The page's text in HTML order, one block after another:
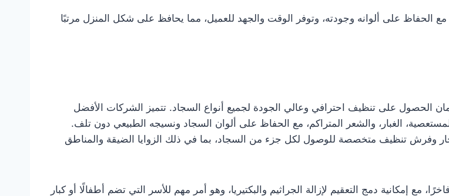
مع الحفاظ على ألوانه وجودته، وتوفر الوقت والجهد للعميل، مما يحافظ على شكل المنزل مرتبًا
الحصول على تنظيف احترافي وعالي الجودة لجميع أنواع السجاد. تتميز الشركات الأفضل
الغبار، والشعر المتراكم، مع الحفاظ على ألوان السجاد ونسيجه الطبيعي دون تلف.
وفرش تنظيف متخصصة للوصول لكل جزء من السجاد، بما في ذلك الزوايا الضيقة والمناطق
إمكانية دمج التعقيم لإزالة الجراثيم والبكتيريا، وهو أمر مهم للأسر التي تضم أطفالًا أو كبار